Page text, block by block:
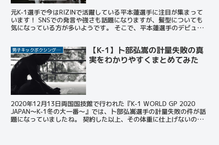
元K-1選手で今はRIZINで活躍している平本蓮選手に注目が集まって
います！ SNSでの発言や強さも話題になりますが、髪型についても
気になっている方が多いようです。 そこで、平本蓮選手のデビュー
男子キックボクシング選手
【K-1】卜部弘嵩の計量失敗の真
実をわかりやすくまとめてみた
2020年12月13日両国国技館で行われた『K-1 WORLD GP 2020
JAPAN～K-1冬の大一番～』では、卜部弘嵩選手の計量失敗の件が話
題になっていましたね。 契約した以上、その体重に仕上げないのは